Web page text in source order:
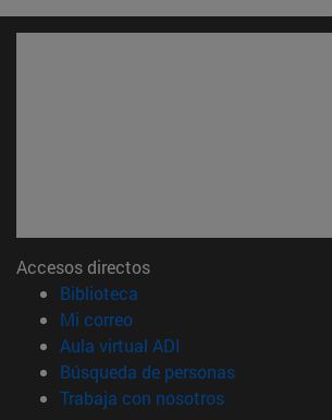
Accesos directos
Biblioteca
Mi correo(abre en nueva ventana)
Aula virtual ADI
Búsqueda de personas(abre en
Trabaja con nosotros(abre en